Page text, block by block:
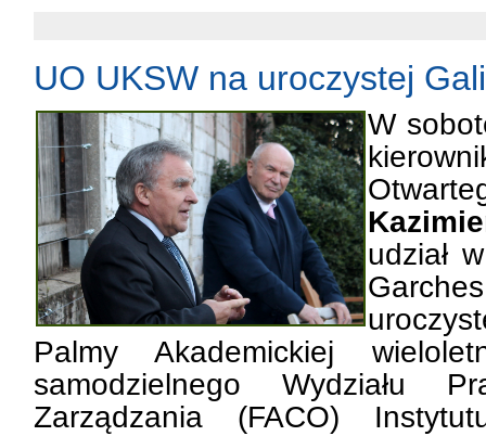
UO UKSW na uroczystej
W
udział w
Palmy Akademickiej
samodzielnego Wydziału
Zarządzania (FACO)